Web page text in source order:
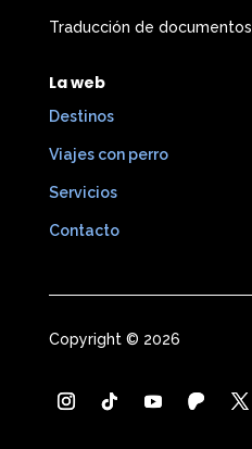
Traducción de documentos
La web
Destinos
Viajes con perro
Servicios
Contacto
Copyright © 2026